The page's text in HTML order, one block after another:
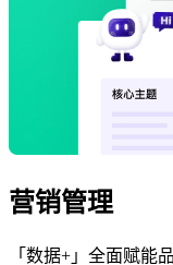
营销管理
「数据+」全面赋能